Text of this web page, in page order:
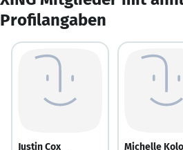
Profilangaben
Justin Cox Michelle